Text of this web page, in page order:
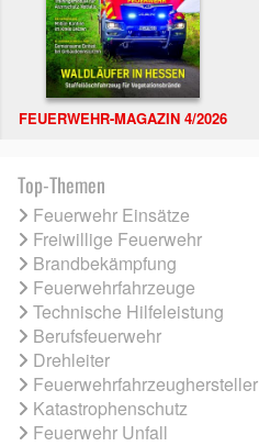
FEUERWEHR-MAGAZIN 4/2026
Top-Themen
Feuerwehr Einsätze
Freiwillige Feuerwehr
Brandbekämpfung
Feuerwehrfahrzeuge
Technische Hilfeleistung
Berufsfeuerwehr
Drehleiter
Feuerwehrfahrzeughersteller
Katastrophenschutz
Feuerwehr Unfall